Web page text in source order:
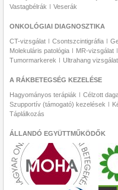
Vastagbélrák
Veserák
ONKOLÓGIAI DIAGNOSZTIKA
CT-vizsgálat Csontszcintigráfia
Molekuláris patológia
MR-vizsgálat
Tumormarkerek
Ultrahang vizsgálat
A RÁKBETEGSÉG KEZELÉSE
Hagyományos terápiák Célzott
Szupportív (támogató) kezelések
Táplálkozás
ÁLLANDÓ EGYÜTTMŰKÖDŐK